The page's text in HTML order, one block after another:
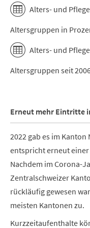
Alters- und
Altersgruppen in
Alters- und
Altersgruppen seit
Erneut mehr Eintritte
2022 gab es im
entspricht erneut
Nachdem im Corona-
Zentralschweizer
rückläufig gewesen
meisten Kantonen zu.
Kurzzeitaufenthalte